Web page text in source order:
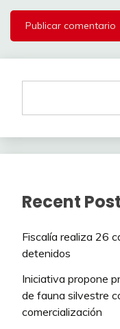
Recent
Fiscalía realiza 26
detenidos
Iniciativa propone
de fauna silvestre
comercialización